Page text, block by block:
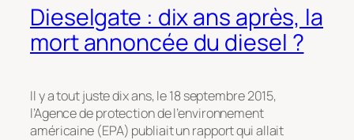
Dieselgate : dix ans après, la
mort annoncée du diesel ?
Il y a tout juste dix ans, le 18 septembre 2015,
l’Agence de protection de l’environnement
américaine (EPA) publiait un rapport qui allait